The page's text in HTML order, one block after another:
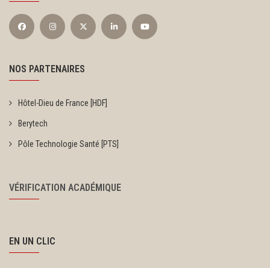
NOS PARTENAIRES
Hôtel-Dieu de France [HDF]
Berytech
Pôle Technologie Santé [PTS]
VÉRIFICATION ACADÉMIQUE
EN UN CLIC